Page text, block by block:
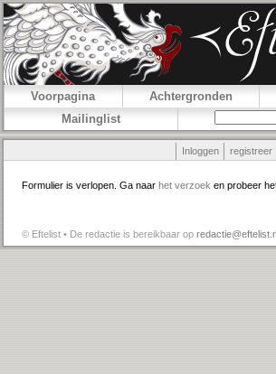
Voorpagina Achtergronden
Mailinglist
Inloggen registreer
Formulier is verlopen. Ga naar het verzoek en probeer
© Eftelist • De redactie is bereikbaar op